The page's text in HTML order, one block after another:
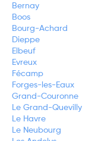
Bernay
Boos
Bourg-Achard
Dieppe
Elbeuf
Evreux
Fécamp
Forges-les-Eaux
Grand-Couronne
Le Grand-Quevilly
Le Havre
Le Neubourg